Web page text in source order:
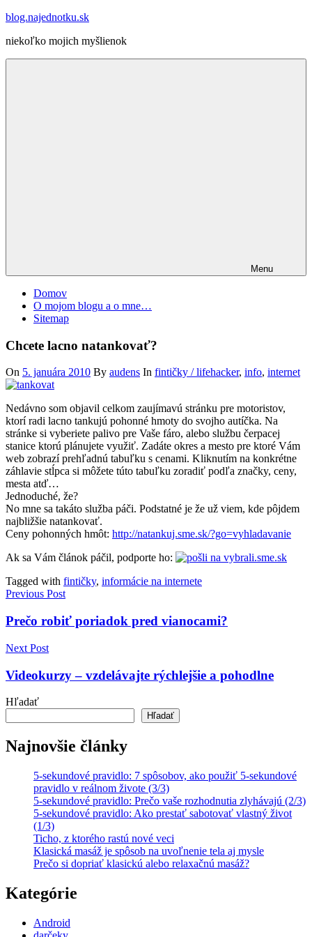
Skip
content
blog.najednotku.sk
niekoľko mojich myšlienok
Menu
Domov
O mojom blogu a o mne…
Sitemap
Chcete lacno natankovať?
On 5. januára 2010 By audens In fintičky / lifehacker, info, internet
Nedávno som objavil celkom zaujímavú stránku pre motoristov,
ktorí radi lacno tankujú pohonné hmoty do svojho autíčka. Na
stránke si vyberiete palivo pre Vaše fáro, alebo službu čerpacej
stanice ktorú plánujete využiť. Zadáte okres a mesto pre ktoré Vám
web zobrazí prehľadnú tabuľku s cenami. Kliknutím na konkrétne
záhlavie stĺpca si môžete túto tabuľku zoradiť podľa značky, ceny,
mesta atď…
Jednoduché, že?
No mne sa takáto služba páči. Podstatné je že už viem, kde pôjdem
najbližšie natankovať.
Ceny pohonných hmôt: http://natankuj.sme.sk/?go=vyhladavanie
Ak sa Vám článok páčil, podporte ho:
Tagged with fintičky, informácie na internete
Navigácia
v
Previous Post
Prečo robiť poriadok pred vianocami?
Next Post
Videokurzy – vzdelávajte rýchlejšie a pohodlne
Hľadať
Hľadať
Najnovšie články
5-sekundové pravidlo: 7 spôsobov, ako použiť 5-sekundové
pravidlo v reálnom živote (3/3)
5-sekundové pravidlo: Prečo vaše rozhodnutia zlyhávajú (2/3)
5-sekundové pravidlo: Ako prestať sabotovať vlastný život
(1/3)
Ticho, z ktorého rastú nové veci
Klasická masáž je spôsob na uvoľnenie tela aj mysle
Prečo si dopriať klasickú alebo relaxačnú masáž?
Kategórie
Android